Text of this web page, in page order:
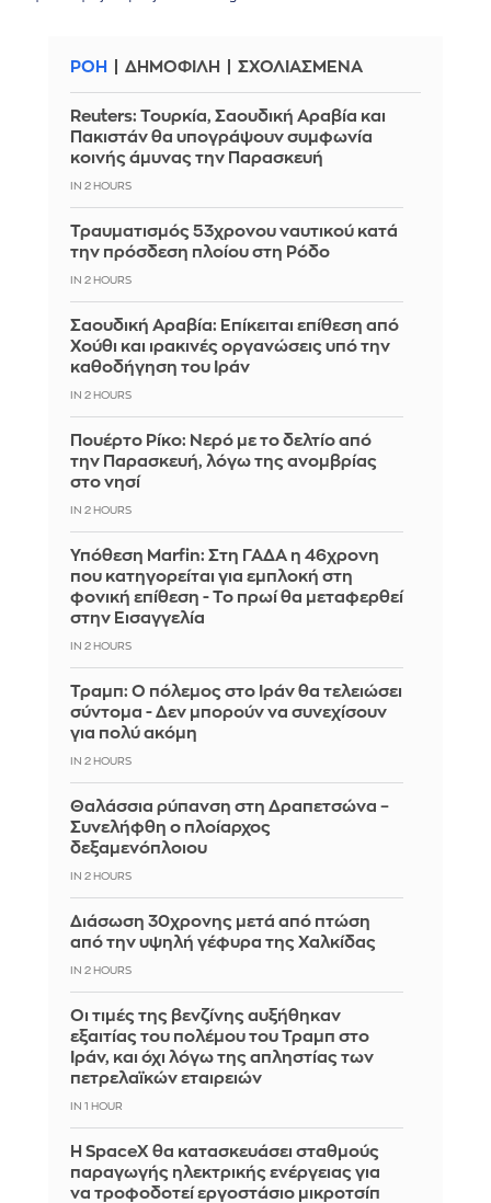
ΡΟΗ ΔΗΜΟΦΙΛΗ ΣΧΟΛΙΑΣΜΕΝΑ
Reuters: Τουρκία, Σαουδική Αραβία και
Πακιστάν θα υπογράψουν συμφωνία
κοινής άμυνας την Παρασκευή
IN 2 HOURS
Τραυματισμός 53χρονου ναυτικού κατά
την πρόσδεση πλοίου στη Ρόδο
IN 2 HOURS
Σαουδική Αραβία: Επίκειται επίθεση από
Χούθι και ιρακινές οργανώσεις υπό την
καθοδήγηση του Ιράν
IN 2 HOURS
Πουέρτο Ρίκο: Νερό με το δελτίο από
την Παρασκευή, λόγω της ανομβρίας
στο νησί
IN 2 HOURS
Υπόθεση Marfin: Στη ΓΑΔΑ η 46χρονη
που κατηγορείται για εμπλοκή στη
φονική επίθεση - Το πρωί θα μεταφερθεί
στην Εισαγγελία
IN 2 HOURS
Τραμπ: Ο πόλεμος στο Ιράν θα τελειώσει
σύντομα - Δεν μπορούν να συνεχίσουν
για πολύ ακόμη
IN 2 HOURS
Θαλάσσια ρύπανση στη Δραπετσώνα –
Συνελήφθη ο πλοίαρχος
δεξαμενόπλοιου
IN 2 HOURS
Διάσωση 30χρονης μετά από πτώση
από την υψηλή γέφυρα της Χαλκίδας
IN 2 HOURS
Οι τιμές της βενζίνης αυξήθηκαν
εξαιτίας του πολέμου του Τραμπ στο
Ιράν, και όχι λόγω της απληστίας των
πετρελαϊκών εταιρειών
IN 1 HOUR
Η SpaceX θα κατασκευάσει σταθμούς
παραγωγής ηλεκτρικής ενέργειας για
να τροφοδοτεί εργοστάσιο μικροτσίπ